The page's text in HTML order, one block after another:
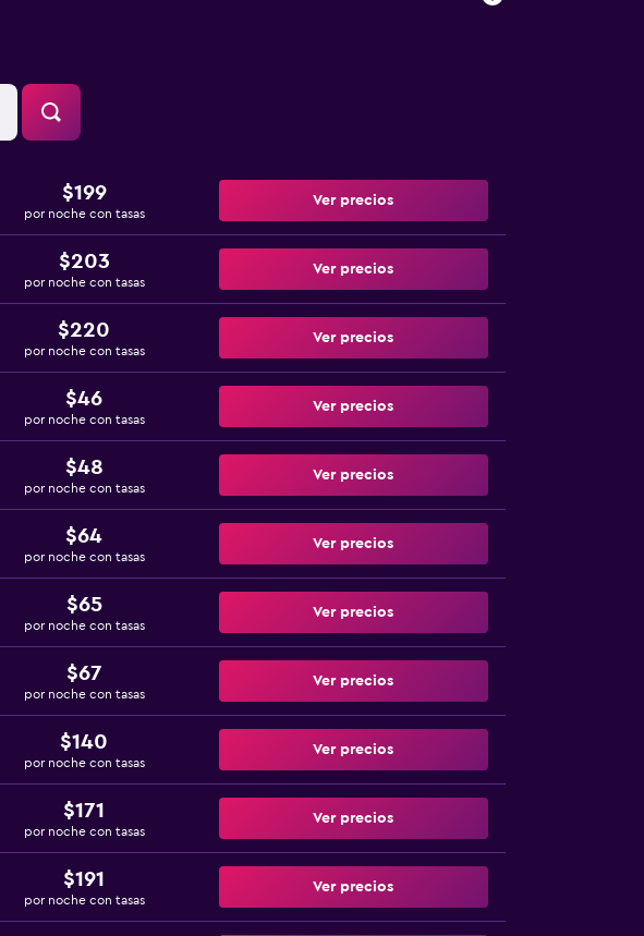
$199
por noche con tasas
Ver precios
$203
por noche con tasas
Ver precios
$220
por noche con tasas
Ver precios
$46
por noche con tasas
Ver precios
$48
por noche con tasas
Ver precios
$64
por noche con tasas
Ver precios
$65
por noche con tasas
Ver precios
$67
por noche con tasas
Ver precios
$140
por noche con tasas
Ver precios
$171
por noche con tasas
Ver precios
$191
por noche con tasas
Ver precios